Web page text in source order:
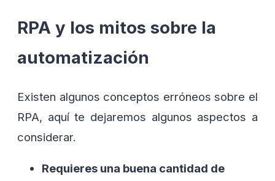
RPA y los mitos sobre la
automatización
Existen algunos conceptos erróneos sobre el
RPA, aquí te dejaremos algunos aspectos a
considerar.
Requieres una buena cantidad de